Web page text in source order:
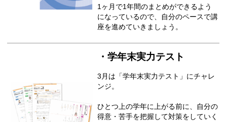
1ヶ月で1年間のまとめができるよう
になっているので、自分のペースで講
座を進めていきましょう。
・学年末実力テスト
3月は「学年末実力テスト」にチャレ
ンジ。
ひとつ上の学年に上がる前に、自分の
得意・苦手を把握して対策をしていく